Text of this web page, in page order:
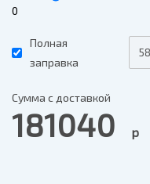
0
Полная
заправка
Сумма с доставкой
181040 р